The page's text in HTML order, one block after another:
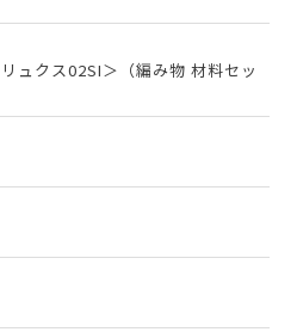
ュクス02SI＞（編み物 材料セッ